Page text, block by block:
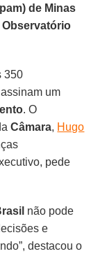
de Minas
Observatório
350
um
. O
Câmara, Hugo
pede
não pode
e
destacou o